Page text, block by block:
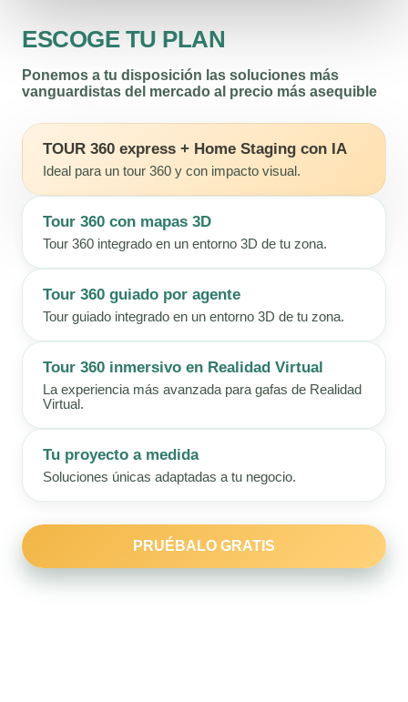
ESCOGE TU PLAN
Ponemos a tu disposición las soluciones más
vanguardistas del mercado al precio más asequible
TOUR 360 express + Home Staging con IA
Ideal para un tour 360 y con impacto visual.
Tour 360 con mapas 3D
Tour 360 integrado en un entorno 3D de tu zona.
Tour 360 guiado por agente
Tour guiado integrado en un entorno 3D de tu zona.
Tour 360 inmersivo en Realidad Virtual
La experiencia más avanzada para gafas de Realidad
Virtual.
Tu proyecto a medida
Soluciones únicas adaptadas a tu negocio.
PRUÉBALO GRATIS